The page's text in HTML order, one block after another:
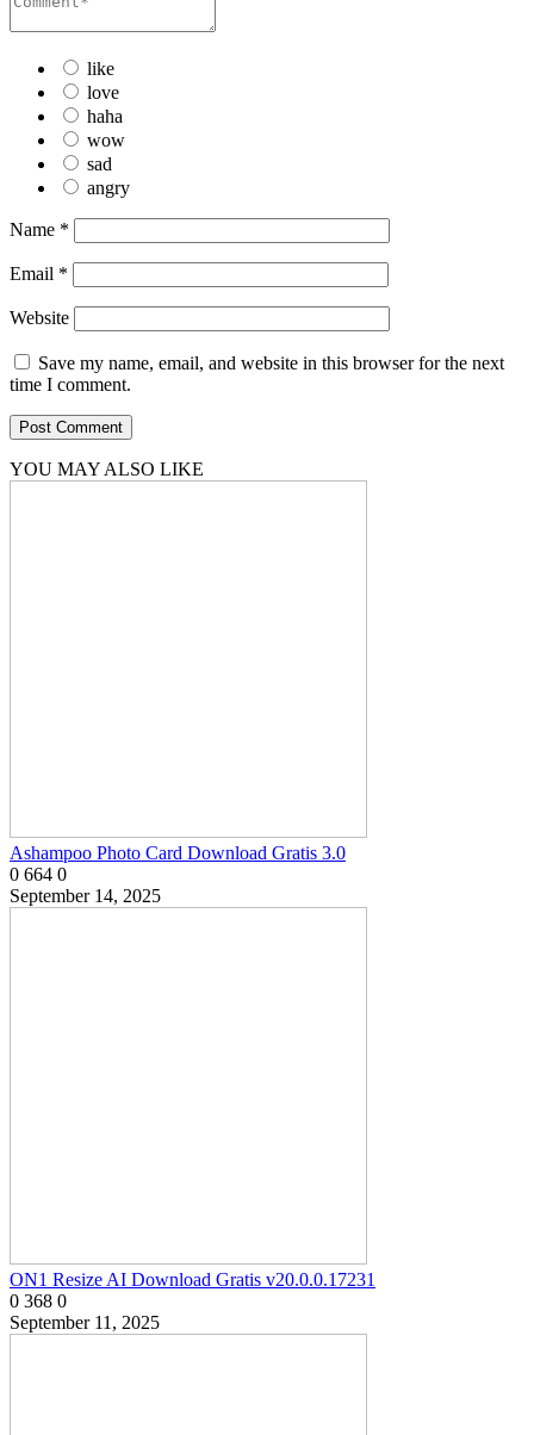
like
love
haha
wow
sad
angry
Name *
Email *
Website
Save my name, email, and website in this browser for the next
time I comment.
YOU MAY ALSO LIKE
Ashampoo Photo Card Download Gratis 3.0
0 664 0
September 14, 2025
ON1 Resize AI Download Gratis v20.0.0.17231
0 368 0
September 11, 2025